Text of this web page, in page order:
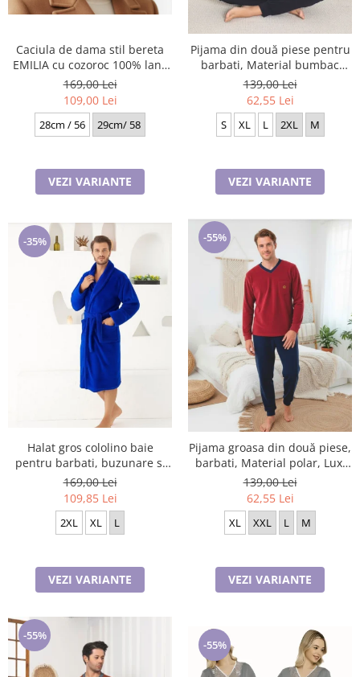
Caciula de dama stil bereta
EMILIA cu cozoroc 100% lana
TTO22.01.T02 Rabionek
Polonia
169,00 Lei
109,00 Lei
28cm / 56 29cm/ 58
VEZI VARIANTE
Pijama din două piese pentru
barbati, Material bumbac
Lycra Baki906
139,00 Lei
62,55 Lei
S XL L 2XL M
VEZI VARIANTE
-35%
Halat gros cololino baie
pentru barbati, buzunare si
cordon in talie, albastru
169,00 Lei
109,85 Lei
2XL XL L
VEZI VARIANTE
-55%
Pijama groasa din două piese,
barbati, Material polar, Lux,
BakI90 100%micro
139,00 Lei
62,55 Lei
XL XXL L M
VEZI VARIANTE
-55%
-55%